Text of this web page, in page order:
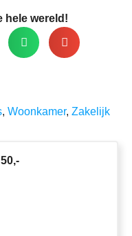
hele wereld!
, Woonkamer, Zakelijk